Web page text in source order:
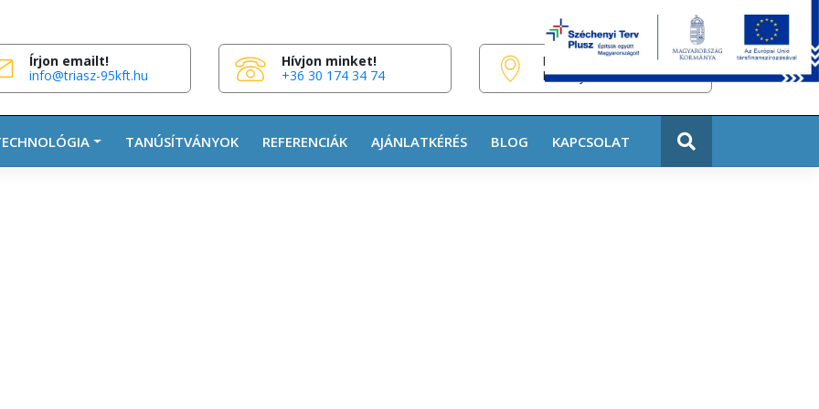
EN DE
Írjon emailt!
info@triasz-95kft.hu
Hívjon minket!
+36 30 174 34 74
H-440 Nyíregyháza,
Pazonyi tér 11.
TANÚSÍTVÁNYOK REFERENCIÁK AJÁNLATKÉRÉS BLOG KAPCSOLAT